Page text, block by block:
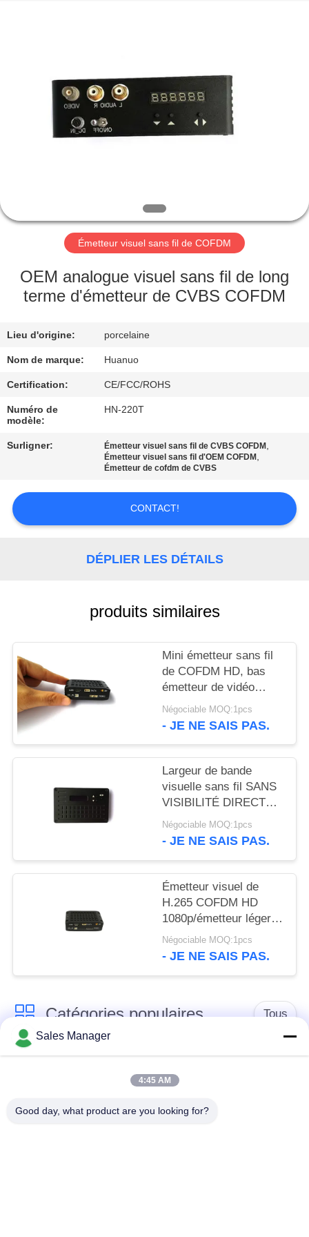
MAISON
À
PROPOS
NOUS
DE
L'USINE
CONTRÔLE
QUALITÉ
CONTACTEZ-
NOUS
UN DEVIS
SITE
POLITIQUE
DE
CONFIDENTIALITÉ
Émetteur visuel sans fil de COFDM
OEM analogue visuel sans fil de long
terme d'émetteur de CVBS COFDM
Lieu d'origine: porcelaine
Nom de marque: Huanuo
Certification: CE/FCC/ROHS
Numéro de
modèle:
HN-220T
Surligner: Émetteur visuel sans fil de CVBS COFDM ,
Émetteur visuel sans fil d'OEM COFDM ,
Émetteur de cofdm de CVBS
CONTACT!
DÉPLIER LES DÉTAILS
produits similaires
Mini émetteur sans fil
de COFDM HD, bas
émetteur de vidéo
d'UAV de latence
Négociable MOQ:1pcs
- JE NE SAIS PAS.
Largeur de bande
visuelle sans fil SANS
VISIBILITÉ DIRECTE
de la Manche de
l'émetteur 8MHz d'UAV
Négociable MOQ:1pcs
- JE NE SAIS PAS.
Émetteur visuel de
H.265 COFDM HD
1080p/émetteur léger
d'UAV de long terme
Négociable MOQ:1pcs
- JE NE SAIS PAS.
Catégories populaires Tous
Émetteur de vidéo de
Émetteur visuel sans
fil de COFDM
émetteur de radio de
Sales Manager
4:45 AM
Good day, what product are you looking for?